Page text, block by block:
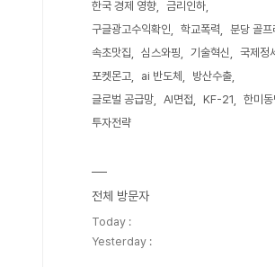
한국 경제 영향
금리인하
구글광고수익확인
학교폭력
분당 골프
속초맛집
심스와핑 기술혁신
국제정세
포켓몬고
ai 반도체
방산수출
글로벌 공급망
AI면접 KF-21
한미동
투자전략
전체 방문자
Today :
Yesterday :